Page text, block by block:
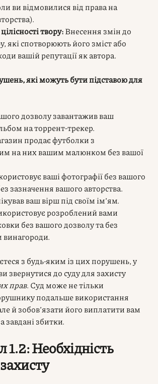
ви відмовилися від права на
твору:Внесення змін до
які спотворюють його зміст або
вашій репутації як автора.
які можуть бути підставою для
дозволу завантажив ваш
на торрент-трекер.
продає футболки з
на них вашим малюнком без вашої
ваші фотографії без вашого
зазначення вашого авторства.
ваш вірш під своїм ім’ям.
розроблений вами
без вашого дозволу та без
винагороди.
з будь-яким із цих порушень, у
звернутися до суду для захисту
прав. Суд може не тільки
подальше використання
й зобов’язати його виплатити вам
завдані збитки.
1.2: Необхідність